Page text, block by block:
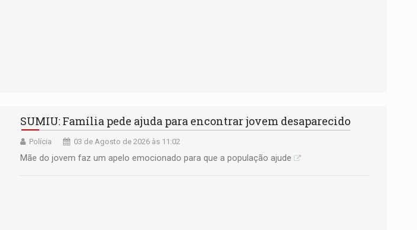
SUMIU: ​Família pede ajuda para encontrar jovem desaparecido
Polícia 03 de Agosto de 2026 às 11:02
Mãe do jovem faz um apelo emocionado para que a população ajude